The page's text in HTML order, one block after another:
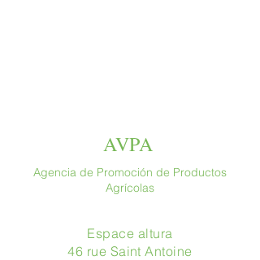
AVPA
Agencia de Promoción de Productos
Agrícolas
Espace altura
46 rue Saint Antoine